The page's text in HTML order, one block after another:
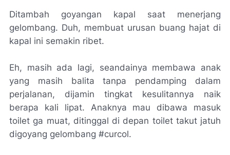
Ditambah goyangan kapal saat menerjang
gelombang. Duh, membuat urusan buang hajat di
kapal ini semakin ribet.
Eh, masih ada lagi, seandainya membawa anak
yang masih balita tanpa pendamping dalam
perjalanan, dijamin tingkat kesulitannya naik
berapa kali lipat. Anaknya mau dibawa masuk
toilet ga muat, ditinggal di depan toilet takut jatuh
digoyang gelombang #curcol.